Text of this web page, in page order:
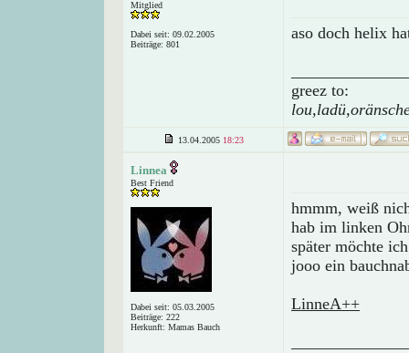
Mitglied
Dabei seit: 09.02.2005
Beiträge: 801
aso doch helix
greez to:
13.04.2005 18:23
Linnea
Best Friend
Dabei seit: 05.03.2005
Beiträge: 222
Herkunft: Mamas Bauch
hmmm, weiß
hab im linken
später möchte
jooo ein
LinneA++